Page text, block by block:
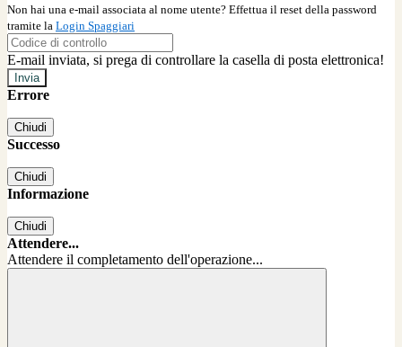
Non hai una e-mail associata al nome utente? Effettua il reset della password
tramite la Login Spaggiari
E-mail inviata, si prega di controllare la casella di posta elettronica!
Errore
Chiudi
Successo
Chiudi
Informazione
Chiudi
Attendere...
Attendere il completamento dell'operazione...